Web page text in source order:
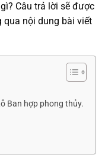
Câu trả lời sẽ được
qua nội dung bài viết
Ban hợp phong thủy.